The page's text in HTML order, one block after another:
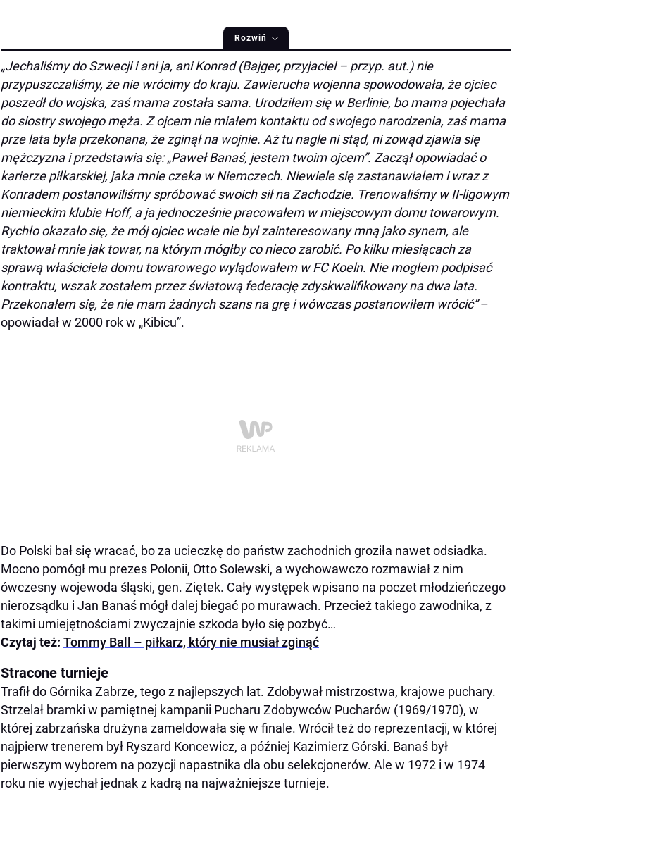
Rozwiń
„Jechaliśmy do Szwecji i ani ja, ani Konrad (Bajger, przyjaciel – przyp. aut.) nie
przypuszczaliśmy, że nie wrócimy do kraju. Zawierucha wojenna spowodowała, że ojciec
poszedł do wojska, zaś mama została sama. Urodziłem się w Berlinie, bo mama pojechała
do siostry swojego męża. Z ojcem nie miałem kontaktu od swojego narodzenia, zaś mama
prze lata była przekonana, że zginął na wojnie. Aż tu nagle ni stąd, ni zowąd zjawia się
mężczyzna i przedstawia się: „Paweł Banaś, jestem twoim ojcem”. Zaczął opowiadać o
karierze piłkarskiej, jaka mnie czeka w Niemczech. Niewiele się zastanawiałem i wraz z
Konradem postanowiliśmy spróbować swoich sił na Zachodzie. Trenowaliśmy w II-ligowym
niemieckim klubie Hoff, a ja jednocześnie pracowałem w miejscowym domu towarowym.
Rychło okazało się, że mój ojciec wcale nie był zainteresowany mną jako synem, ale
traktował mnie jak towar, na którym mógłby co nieco zarobić. Po kilku miesiącach za
sprawą właściciela domu towarowego wylądowałem w FC Koeln. Nie mogłem podpisać
kontraktu, wszak zostałem przez światową federację zdyskwalifikowany na dwa lata.
Przekonałem się, że nie mam żadnych szans na grę i wówczas postanowiłem wrócić”–
opowiadał w 2000 rok w „Kibicu”.
Do Polski bał się wracać, bo za ucieczkę do państw zachodnich groziła nawet odsiadka.
Mocno pomógł mu prezes Polonii, Otto Solewski, a wychowawczo rozmawiał z nim
ówczesny wojewoda śląski, gen. Ziętek. Cały występek wpisano na poczet młodzieńczego
nierozsądku i Jan Banaś mógł dalej biegać po murawach. Przecież takiego zawodnika, z
takimi umiejętnościami zwyczajnie szkoda było się pozbyć…
Czytaj też: Tommy Ball – piłkarz, który nie musiał zginąć
Stracone turnieje
Trafił do Górnika Zabrze, tego z najlepszych lat. Zdobywał mistrzostwa, krajowe puchary.
Strzelał bramki w pamiętnej kampanii Pucharu Zdobywców Pucharów (1969/1970), w
której zabrzańska drużyna zameldowała się w finale. Wrócił też do reprezentacji, w której
najpierw trenerem był Ryszard Koncewicz, a później Kazimierz Górski. Banaś był
pierwszym wyborem na pozycji napastnika dla obu selekcjonerów. Ale w 1972 i w 1974
roku nie wyjechał jednak z kadrą na najważniejsze turnieje.